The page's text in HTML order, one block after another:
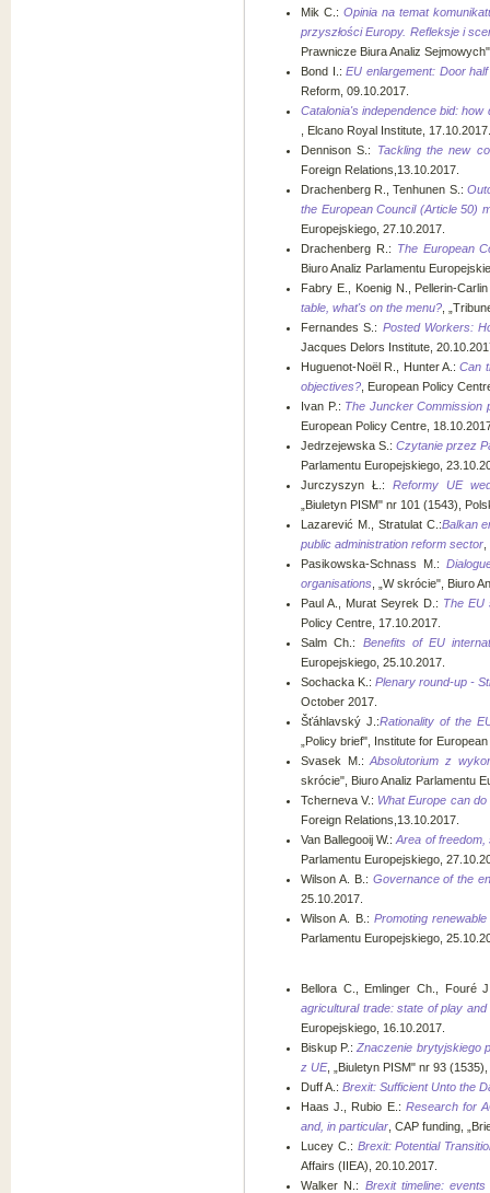
Mik C.: Opinia na temat
przyszłości Europy. Refleksje i
Prawnicze Biura Analiz
Bond I.:EU enlargement: Door
Reform, 09.10.2017.
Catalonia's independence bid:
, Elcano Royal Institute, 17.10.2017.
Dennison S.:
Tackling the new
Foreign Relations,13.10.2017.
Drachenberg R., Tenhunen S.:
the European Council (Article 50)
Europejskiego, 27.10.2017.
Drachenberg R.: The European
Biuro Analiz Parlamentu
Fabry E., Koenig N., Pellerin-
table, what's on the menu? ,
Fernandes S.: Posted Workers:
Jacques Delors Institute,
Huguenot-Noël R., Hunter A.:Can
objectives? , European Policy
Ivan P.: The Juncker Commission
European Policy Centre,
Jedrzejewska S.:Czytanie przez
Parlamentu Europejskiego,
Jurczyszyn Ł.:Reformy UE
„Biuletyn PISM" nr 101 (1543),
Lazarević M., Stratulat C.:Balkan
public administration reform sector
Pasikowska-Schnass M.:
organisations , „W skrócie", Biuro
Paul A., Murat Seyrek D.: The EU
Policy Centre, 17.10.2017.
Salm Ch.: Benefits of EU
Europejskiego, 25.10.2017.
Sochacka K.:Plenary round-up -
October 2017.
Šťáhlavský J.:Rationality of the
„Policy brief", Institute for
Svasek M.:Absolutorium z
skrócie", Biuro Analiz Parlamentu
Tcherneva V.: What Europe can
Foreign Relations,13.10.2017.
Van Ballegooij W.:Area of freedom,
Parlamentu Europejskiego,
Wilson A. B.: Governance of the
25.10.2017.
Wilson A. B.:Promoting
Parlamentu Europejskiego,
Bellora C., Emlinger Ch., Fouré
agricultural trade: state of play
Europejskiego, 16.10.2017.
Biskup P.:Znaczenie brytyjskiego
z UE, „Biuletyn PISM" nr 93
Duff A.: Brexit: Sufficient Unto the
Haas J., Rubio E.: Research for
and, in particular , CAP funding,
Lucey C.: Brexit: Potential
Affairs (IIEA), 20.10.2017.
Walker N.: Brexit timeline: